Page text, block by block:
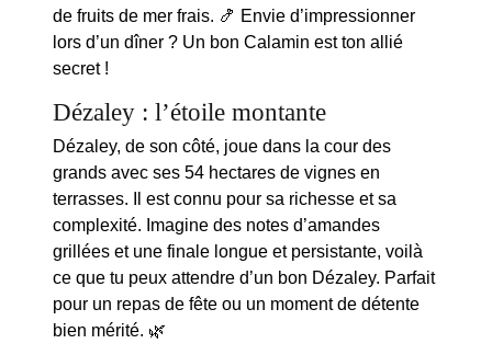
de fruits de mer frais. 🍤 Envie d’impressionner
lors d’un dîner ? Un bon Calamin est ton allié
secret !
Dézaley : l’étoile montante
Dézaley, de son côté, joue dans la cour des
grands avec ses 54 hectares de vignes en
terrasses. Il est connu pour sa richesse et sa
complexité. Imagine des notes d’amandes
grillées et une finale longue et persistante, voilà
ce que tu peux attendre d’un bon Dézaley. Parfait
pour un repas de fête ou un moment de détente
bien mérité. 🌿